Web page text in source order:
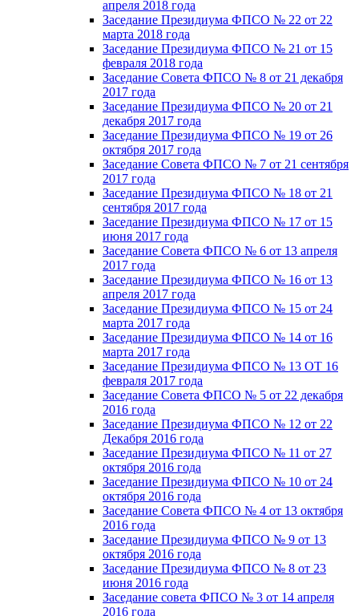
апреля 2018 года
Заседание Президиума ФПСО № 22 от 22
марта 2018 года
Заседание Президиума ФПСО № 21 от 15
февраля 2018 года
Заседание Совета ФПСО № 8 от 21 декабря
2017 года
Заседание Президиума ФПСО № 20 от 21
декабря 2017 года
Заседание Президиума ФПСО № 19 от 26
октября 2017 года
Заседание Совета ФПСО № 7 от 21 сентября
2017 года
Заседание Президиума ФПСО № 18 от 21
сентября 2017 года
Заседание Президиума ФПСО № 17 от 15
июня 2017 года
Заседание Совета ФПСО № 6 от 13 апреля
2017 года
Заседание Президиума ФПСО № 16 от 13
апреля 2017 года
Заседание Президиума ФПСО № 15 от 24
марта 2017 года
Заседание Президиума ФПСО № 14 от 16
марта 2017 года
Заседание Президиума ФПСО № 13 ОТ 16
февраля 2017 года
Заседание Совета ФПСО № 5 от 22 декабря
2016 года
Заседание Президиума ФПСО № 12 от 22
Декабря 2016 года
Заседание Президиума ФПСО № 11 от 27
октября 2016 года
Заседание Президиума ФПСО № 10 от 24
октября 2016 года
Заседание Совета ФПСО № 4 от 13 октября
2016 года
Заседание Президиума ФПСО № 9 от 13
октября 2016 года
Заседание Президиума ФПСО № 8 от 23
июня 2016 года
Заседание совета ФПСО № 3 от 14 апреля
2016 года